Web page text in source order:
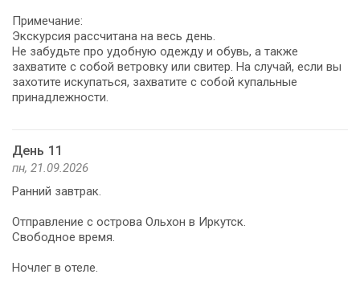
Примечание:
Экскурсия рассчитана на весь день.
Не забудьте про удобную одежду и обувь, а также
захватите с собой ветровку или свитер. На случай, если вы
захотите искупаться, захватите с собой купальные
принадлежности.
День 11
пн, 21.09.2026
Ранний завтрак.
Отправление с острова Ольхон в Иркутск.
Свободное время.
Ночлег в отеле.